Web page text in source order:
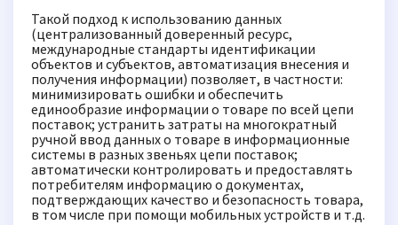
Такой подход к использованию данных
(централизованный доверенный ресурс,
международные стандарты идентификации
объектов и субъектов, автоматизация внесения и
получения информации) позволяет, в частности:
минимизировать ошибки и обеспечить
единообразие информации о товаре по всей цепи
поставок; устранить затраты на многократный
ручной ввод данных о товаре в информационные
системы в разных звеньях цепи поставок;
автоматически контролировать и предоставлять
потребителям информацию о документах,
подтверждающих качество и безопасность товара,
в том числе при помощи мобильных устройств и т.д.